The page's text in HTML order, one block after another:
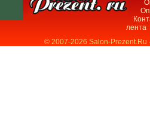
лента
© 2007-2026 Salon-